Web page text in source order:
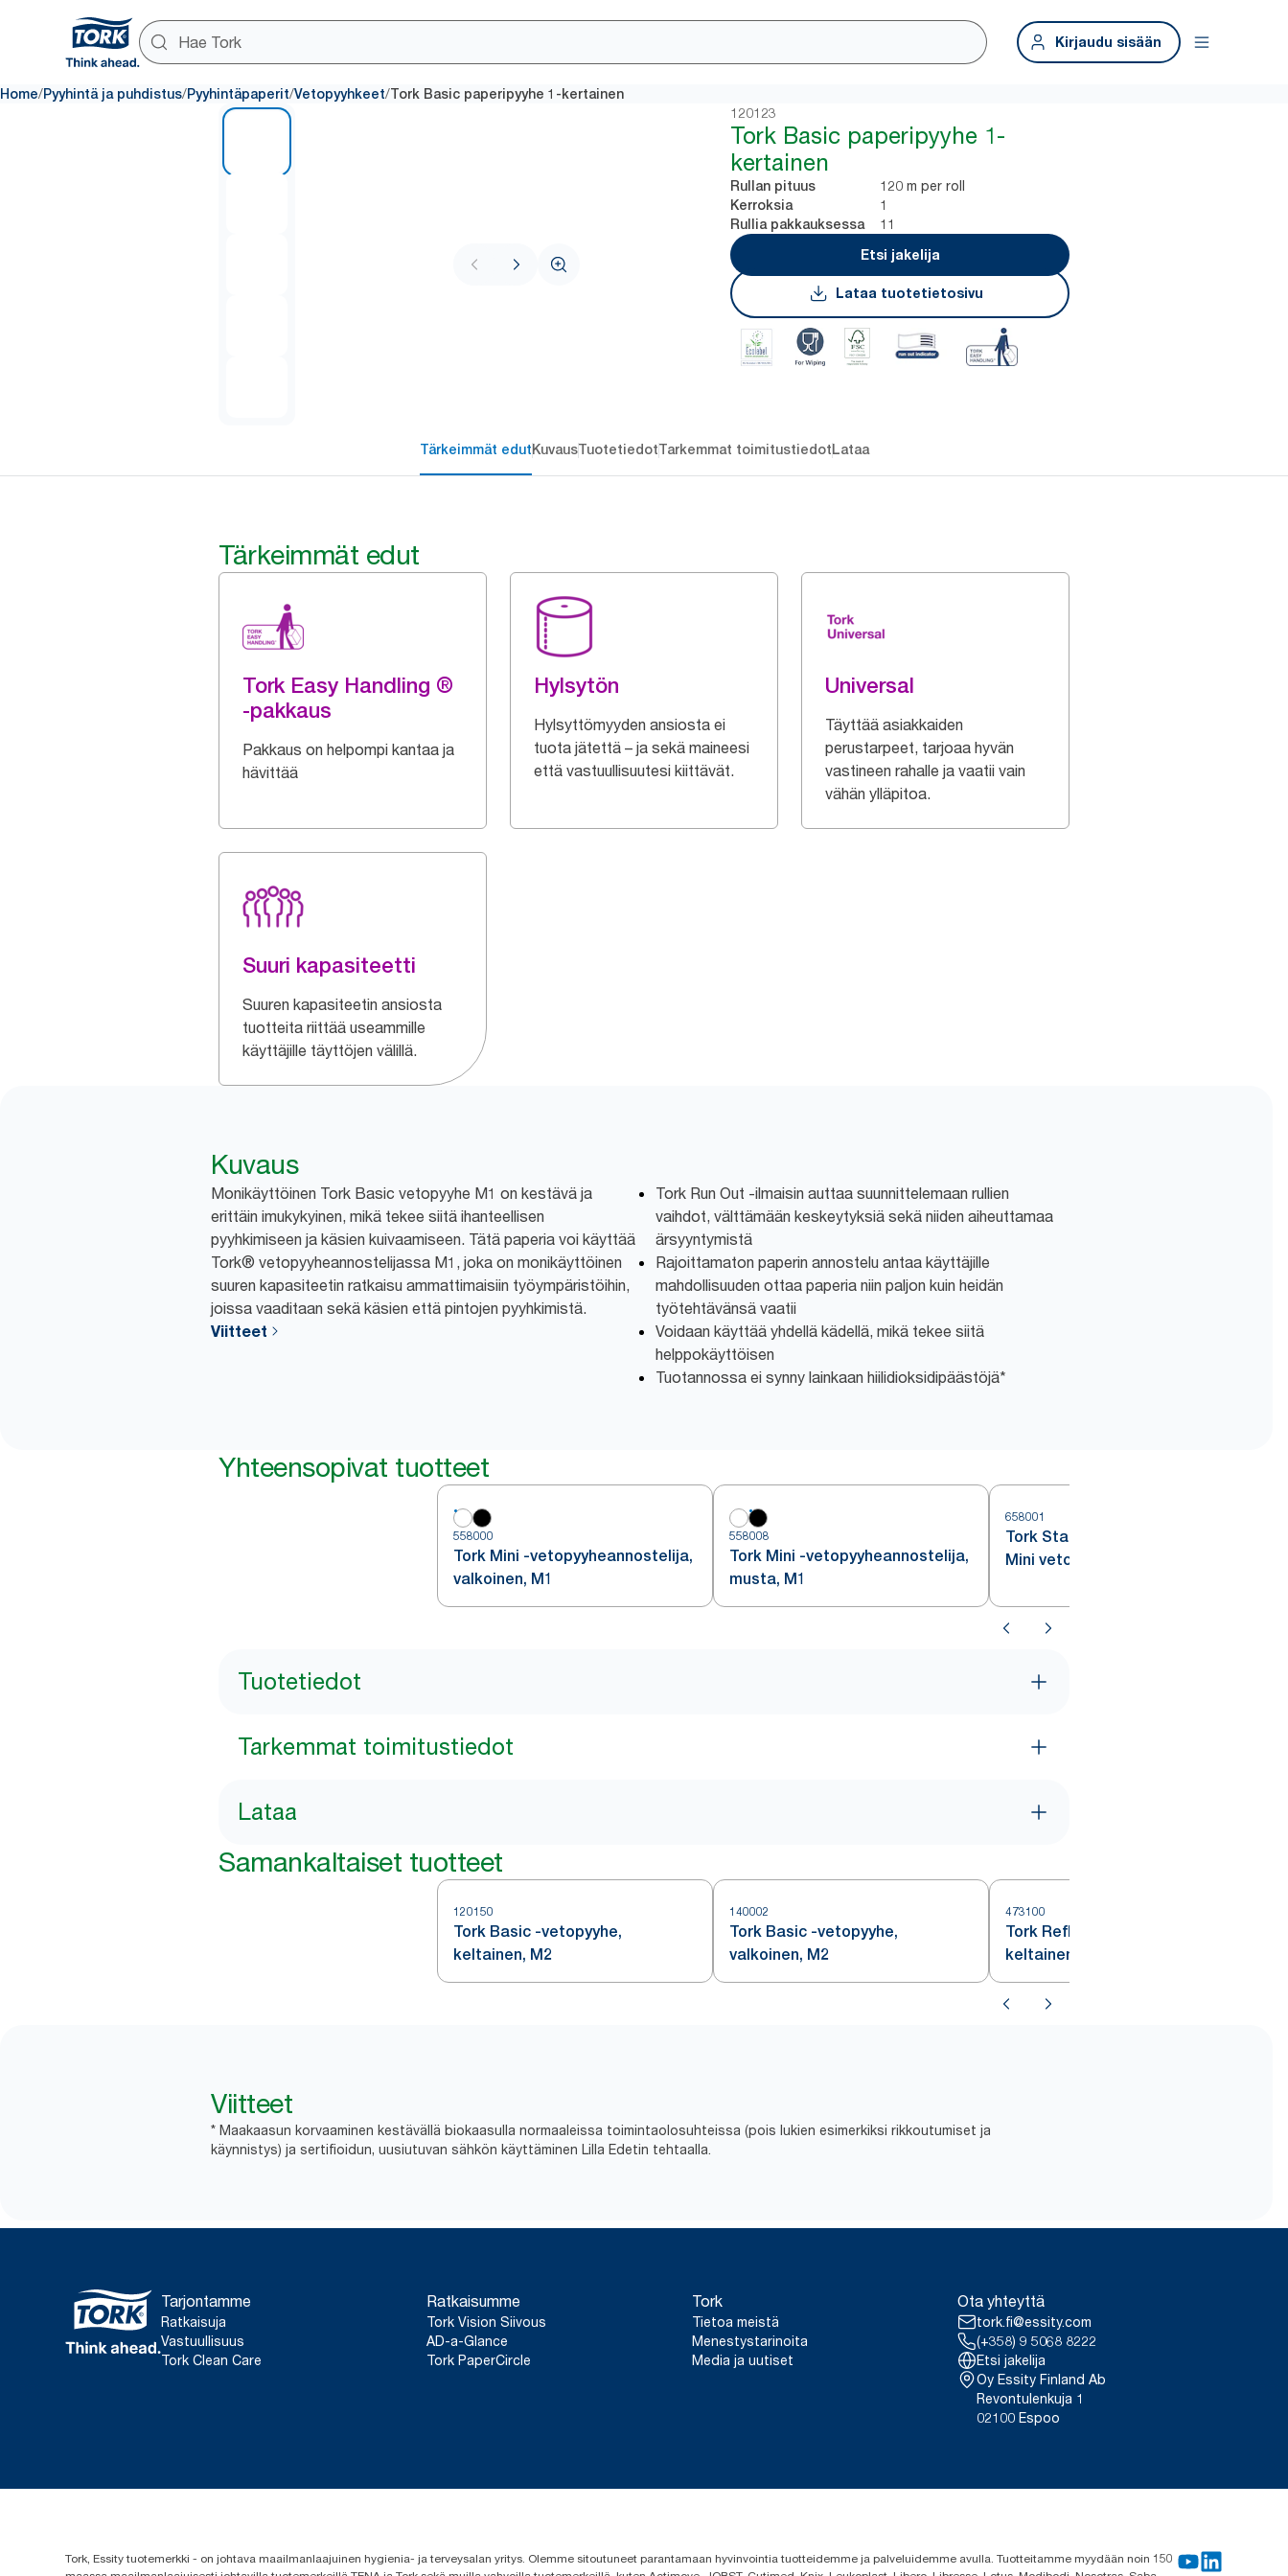
Kirjaudu sisään
Home/Pyyhintä ja puhdistus/Pyyhintäpaperit/Vetopyyhkeet/Tork Basic paperipyyhe 1-kertainen
120123
Tork Basic paperipyyhe 1-
kertainen
Rullan pituus 120 m per roll
Kerroksia 1
Rullia pakkauksessa
11
Etsi jakelija
Lataa tuotetietosivu
Tärkeimmät edutKuvausTuotetiedotTarkemmat toimitustiedotLataa
Tärkeimmät edut
Tork Easy Handling ®
-pakkaus
Pakkaus on helpompi kantaa ja
hävittää
Hylsytön
Hylsyttömyyden ansiosta ei
tuota jätettä – ja sekä maineesi
että vastuullisuutesi kiittävät.
Universal
Täyttää asiakkaiden
perustarpeet, tarjoaa hyvän
vastineen rahalle ja vaatii vain
vähän ylläpitoa.
Suuri kapasiteetti
Suuren kapasiteetin ansiosta
tuotteita riittää useammille
käyttäjille täyttöjen välillä.
Kuvaus
Monikäyttöinen Tork Basic vetopyyhe M1 on kestävä ja
erittäin imukykyinen, mikä tekee siitä ihanteellisen
pyyhkimiseen ja käsien kuivaamiseen. Tätä paperia voi käyttää
Tork® vetopyyheannostelijassa M1, joka on monikäyttöinen
suuren kapasiteetin ratkaisu ammattimaisiin työympäristöihin,
joissa vaaditaan sekä käsien että pintojen pyyhkimistä.
Viitteet
Tork Run Out -ilmaisin auttaa suunnittelemaan rullien
vaihdot, välttämään keskeytyksiä sekä niiden aiheuttamaa
ärsyyntymistä
Rajoittamaton paperin annostelu antaa käyttäjille
mahdollisuuden ottaa paperia niin paljon kuin heidän
työtehtävänsä vaatii
Voidaan käyttää yhdellä kädellä, mikä tekee siitä
helppokäyttöisen
Tuotannossa ei synny lainkaan hiilidioksidipäästöjä*
Yhteensopivat tuotteet
558000
Tork Mini -vetopyyheannostelija,
valkoinen, M1
558008
Tork Mini -vetopyyheannostelija,
musta, M1
658001
Tork Starter Pack kannettava
Mini vetopyyheannostelijalle
Tuotetiedot
Tarkemmat toimitustiedot
Lataa
Samankaltaiset tuotteet
120150
Tork Basic -vetopyyhe,
keltainen, M2
140002
Tork Basic -vetopyyhe,
valkoinen, M2
473100
Tork Reflex™ Basic -vetopyyhe,
keltainen, M4
Viitteet
* Maakaasun korvaaminen kestävällä biokaasulla normaaleissa toimintaolosuhteissa (pois lukien esimerkiksi rikkoutumiset ja
käynnistys) ja sertifioidun, uusiutuvan sähkön käyttäminen Lilla Edetin tehtaalla.
Tarjontamme
Ratkaisuja
Vastuullisuus
Tork Clean Care
Ratkaisumme
Tork Vision Siivous
AD-a-Glance
Tork PaperCircle
Tork
Tietoa meistä
Menestystarinoita
Media ja uutiset
Ota yhteyttä
tork.fi@essity.com
(+358) 9 5068 8222
Etsi jakelija
Oy Essity Finland Ab
Revontulenkuja 1
02100 Espoo
Tork, Essity tuotemerkki - on johtava maailmanlaajuinen hygienia- ja terveysalan yritys. Olemme sitoutuneet parantamaan hyvinvointia tuotteidemme ja palveluidemme avulla. Tuotteitamme myydään noin 150